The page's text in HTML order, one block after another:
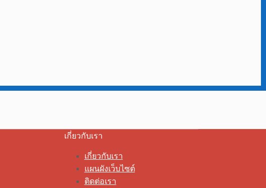
เกี่ยวกับเรา
เกี่ยวกับเรา
แผนผังเว็บไซต์
ติดต่อเรา